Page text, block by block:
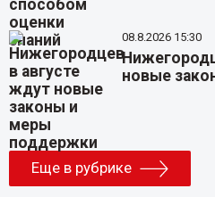
08.8.2026 15:30
новые
Еще в рубрике